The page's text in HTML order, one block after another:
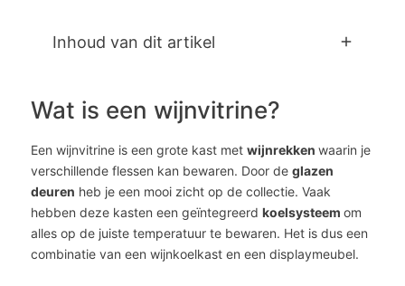
Inhoud van dit artikel
Wat is een wijnvitrine?
Een wijnvitrine is een grote kast met wijnrekken waarin je
verschillende flessen kan bewaren. Door de glazen
deuren heb je een mooi zicht op de collectie. Vaak
hebben deze kasten een geïntegreerd koelsysteem om
alles op de juiste temperatuur te bewaren. Het is dus een
combinatie van een wijnkoelkast en een displaymeubel.